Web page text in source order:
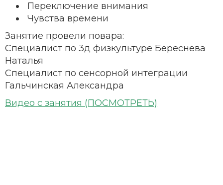
Переключение внимания
Чувства времени
Занятие провели повара:
Специалист по 3д физкультуре Береснева
Наталья
Специалист по сенсорной интеграции
Гальчинская Александра
Видео с занятия (ПОСМОТРЕТЬ)